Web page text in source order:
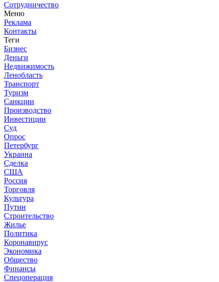
Сотрудничество
Меню
Реклама
Контакты
Теги
Бизнес
Деньги
Недвижимость
Ленобласть
Транспорт
Туризм
Санкции
Производство
Инвестиции
Суд
Опрос
Петербург
Украина
Сделка
США
Россия
Торговля
Культура
Путин
Строительство
Жилье
Политика
Коронавирус
Экономика
Общество
Финансы
Спецоперация